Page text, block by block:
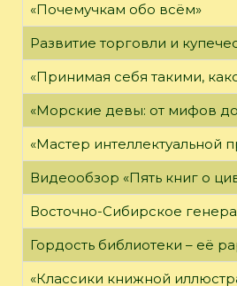
«Почемучкам обо всём»
Развитие торговли и
«Принимая себя такими,
«Морские девы: от мифов
«Мастер интеллектуальной
Видеообзор «Пять книг о
Восточно-Сибирское
Гордость библиотеки – её
«Классики книжной